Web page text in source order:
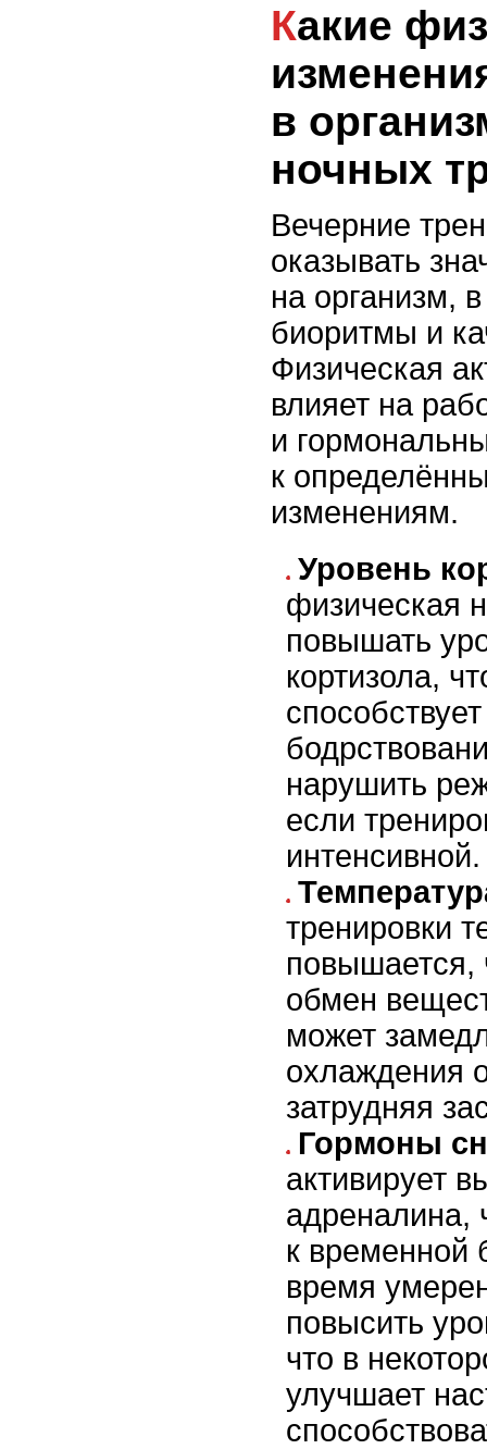
Какие физиологические
в
ночных
Вечерние
оказывать
на организм,
биоритмы и
Физическая
влияет на
и
к
изменениям.
Уровень
физическая
повышать
кортизола,
нарушить
если
интенсивной.
тренировки
повышается,
обмен
может
охлаждения
затрудняя
Гормоны
активирует
адреналина,
к временной
время
повысить
что в
улучшает